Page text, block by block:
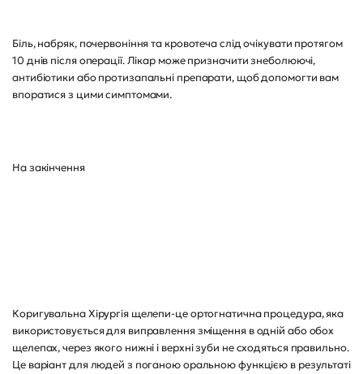
Біль, набряк, почервоніння та кровотеча слід очікувати протягом
10 днів після операції. Лікар може призначити знеболюючі,
антибіотики або протизапальні препарати, щоб допомогти вам
впоратися з цими симптомами.
На закінчення
Коригувальна Хірургія щелепи-це ортогнатична процедура, яка
використовується для виправлення зміщення в одній або обох
щелепах, через якого нижні і верхні зуби не сходяться правильно.
Це варіант для людей з поганою оральною функцією в результаті